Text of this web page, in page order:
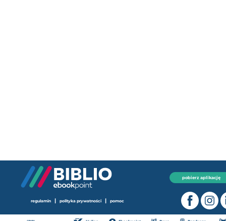
pobierz aplikację
regulamin | polityka prywatności | pomoc